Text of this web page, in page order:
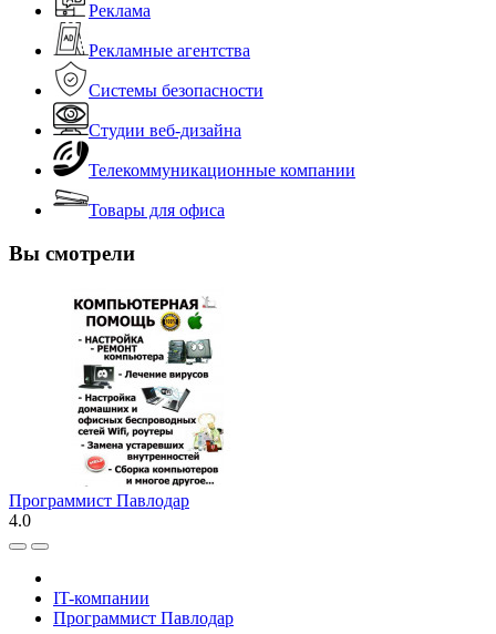
Реклама
Рекламные агентства
Системы безопасности
Студии веб-дизайна
Телекоммуникационные компании
Товары для офиса
Вы смотрели
Программист Павлодар
4.0
IT-компании
Программист Павлодар